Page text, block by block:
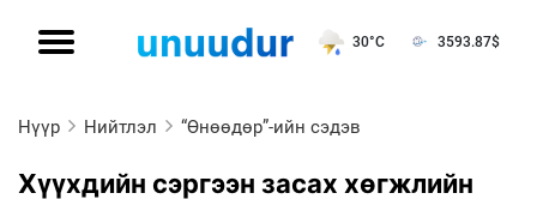
30°C 3593.87$
Нүүр Нийтлэл “Өнөөдөр”-ийн сэдэв
Хүүхдийн сэргээн засах хөгжлийн